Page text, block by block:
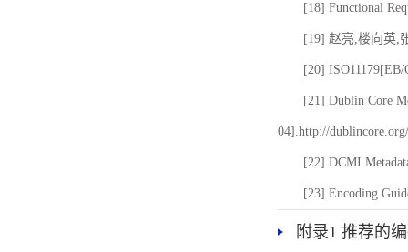
[18] Functional
[19] 赵亮,楼向英,
[20] ISO11179[EB/
[21] Dublin Core
04].http://
[22] DCMI
[23] Encoding
附录1 推荐的